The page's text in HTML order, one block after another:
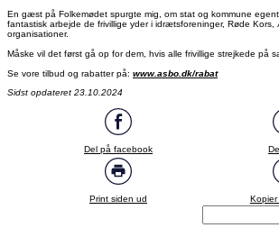
En gæst på Folkemødet spurgte mig, om stat og kommune
fantastisk arbejde de frivillige yder i idrætsforeninger, Røde
organisationer.
Måske vil det først gå op for dem, hvis alle frivillige strejkede på
Se vore tilbud og rabatter på: www.asbo.dk/rabat
Sidst opdateret 23.10.2024
Del på facebook
Print siden ud